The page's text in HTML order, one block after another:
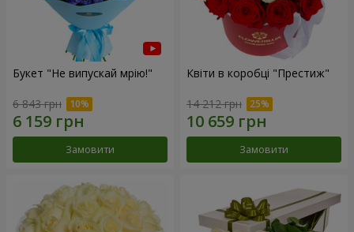
Букет "Не випускай мрію!"
6 843 грн
Замовити
Квіти в коробці "Престиж"
14 212 грн
Замовити